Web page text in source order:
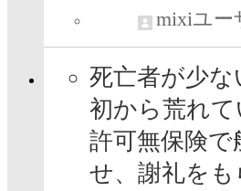
mixiユー
死亡者が少
初から荒れ
許可無保険で
せ、謝礼を